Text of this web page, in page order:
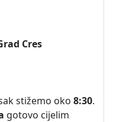
Cres
stižemo oko 8:30.
gotovo cijelim